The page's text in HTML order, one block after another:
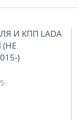
И КПП LADA
(НЕ
)